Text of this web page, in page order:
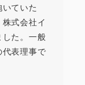
ていた
式会社イ
た。一般
表理事で